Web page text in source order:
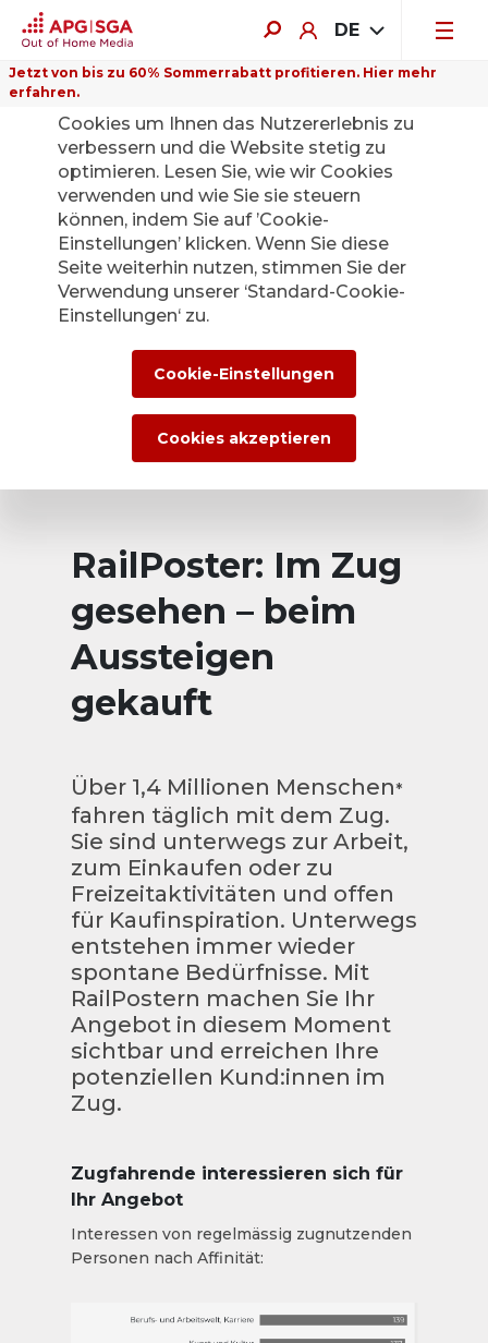
DE
Jetzt von bis zu 60% Sommerrabatt profitieren. Hier mehr
erfahren.
RailPoster: Im Zug
gesehen – beim
Aussteigen
gekauft
Über 1,4 Millionen Menschen*
fahren täglich mit dem Zug.
Sie sind unterwegs zur Arbeit,
zum Einkaufen oder zu
Freizeitaktivitäten und offen
für Kaufinspiration. Unterwegs
entstehen immer wieder
spontane Bedürfnisse. Mit
RailPostern machen Sie Ihr
Angebot in diesem Moment
sichtbar und erreichen Ihre
potenziellen Kund:innen im
Zug.
Zugfahrende interessieren sich für
Ihr Angebot
Interessen von regelmässig zugnutzenden
Personen nach Affinität:
Auf dieser Website verwenden wir
Cookies um Ihnen das Nutzererlebnis zu
verbessern und die Website stetig zu
optimieren. Lesen Sie, wie wir Cookies
verwenden und wie Sie sie steuern
können, indem Sie auf ’Cookie-
Einstellungen’ klicken. Wenn Sie diese
Seite weiterhin nutzen, stimmen Sie der
Verwendung unserer ‘Standard-Cookie-
Einstellungen‘ zu.
Cookie-Einstellungen
Cookies akzeptieren